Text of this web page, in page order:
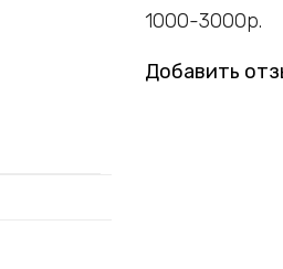
1000-3000р.
Добавить